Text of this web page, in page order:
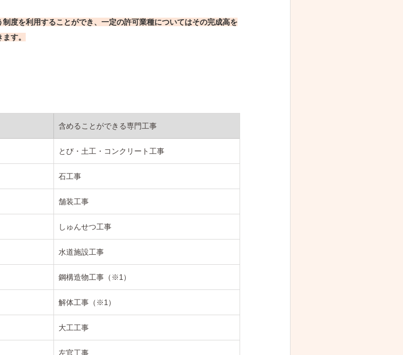
制度を利用することができ、一定の許可業種についてはその完成高を
す。
含めることができる専門工事
とび・土工・コンクリート工事
石工事
舗装工事
しゅんせつ工事
水道施設工事
鋼構造物工事（※1）
解体工事（※1）
大工工事
左官工事